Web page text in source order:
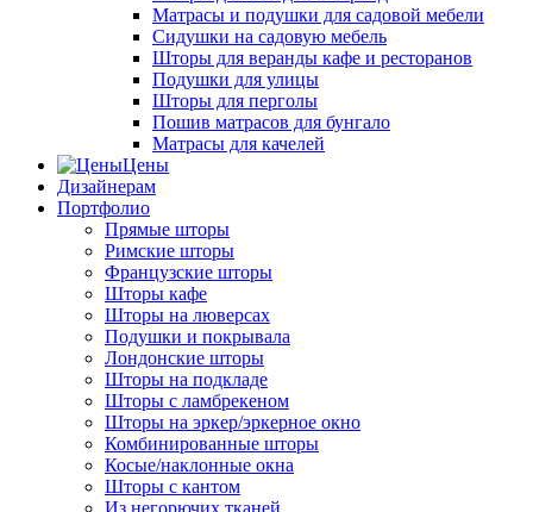
Матрасы и подушки для садовой мебели
Сидушки на садовую мебель
Шторы для веранды кафе и ресторанов
Подушки для улицы
Шторы для перголы
Пошив матрасов для бунгало
Матрасы для качелей
Цены
Дизайнерам
Портфолио
Прямые шторы
Римские шторы
Французские шторы
Шторы кафе
Шторы на люверсах
Подушки и покрывала
Лондонские шторы
Шторы на подкладе
Шторы с ламбрекеном
Шторы на эркер/эркерное окно
Комбинированные шторы
Косые/наклонные окна
Шторы с кантом
Из негорючих тканей